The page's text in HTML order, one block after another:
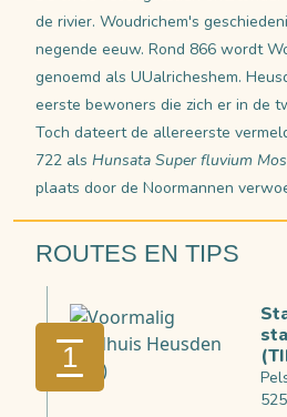
de rivier. Woudrichem's
negende eeuw. Rond 866 wordt
genoemd als UUalricheshem.
eerste bewoners die zich er in de
Toch dateert de allereerste
722 als Hunsata Super fluvium
plaats door de Noormannen
ROUTES EN TIPS
1